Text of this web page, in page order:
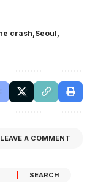
crash Seoul
LEAVE A COMMENT